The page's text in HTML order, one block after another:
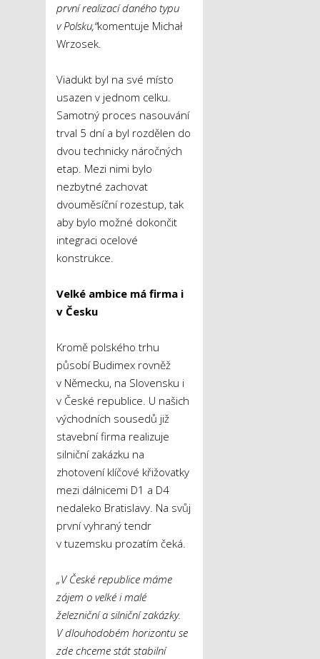
první realizací daného typu
v Polsku,“komentuje Michał
Wrzosek.
Viadukt byl na své místo
usazen v jednom celku.
Samotný proces nasouvání
trval 5 dní a byl rozdělen do
dvou technicky náročných
etap. Mezi nimi bylo
nezbytné zachovat
dvouměsíční rozestup, tak
aby bylo možné dokončit
integraci ocelové
konstrukce.
Velké ambice má firma i
v Česku
Kromě polského trhu
působí Budimex rovněž
v Německu, na Slovensku i
v České republice. U našich
východních sousedů již
stavební firma realizuje
silniční zakázku na
zhotovení klíčové křižovatky
mezi dálnicemi D1 a D4
nedaleko Bratislavy. Na svůj
první vyhraný tendr
v tuzemsku prozatím čeká.
„V České republice máme
zájem o velké i malé
železniční a silniční zakázky.
V dlouhodobém horizontu se
zde chceme stát stabilní